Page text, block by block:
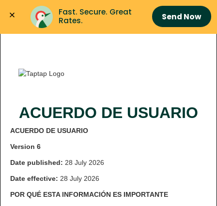
Fast. Secure. Great
Rates.
Send Now
ACUERDO DE USUARIO
ACUERDO DE USUARIO
Version 6
Date published: 28 July 2026
Date effective: 28 July 2026
POR QUÉ ESTA INFORMACIÓN ES IMPORTANTE